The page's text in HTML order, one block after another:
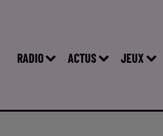
RADIO ACTUS JEUX